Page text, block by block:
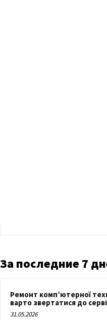
За последние 7
Ремонт комп’ютерної
варто звертатися до
31.05.2026